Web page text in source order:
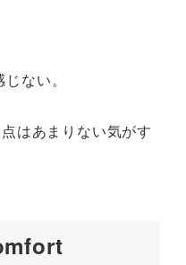
ない。
はあまりない気がす